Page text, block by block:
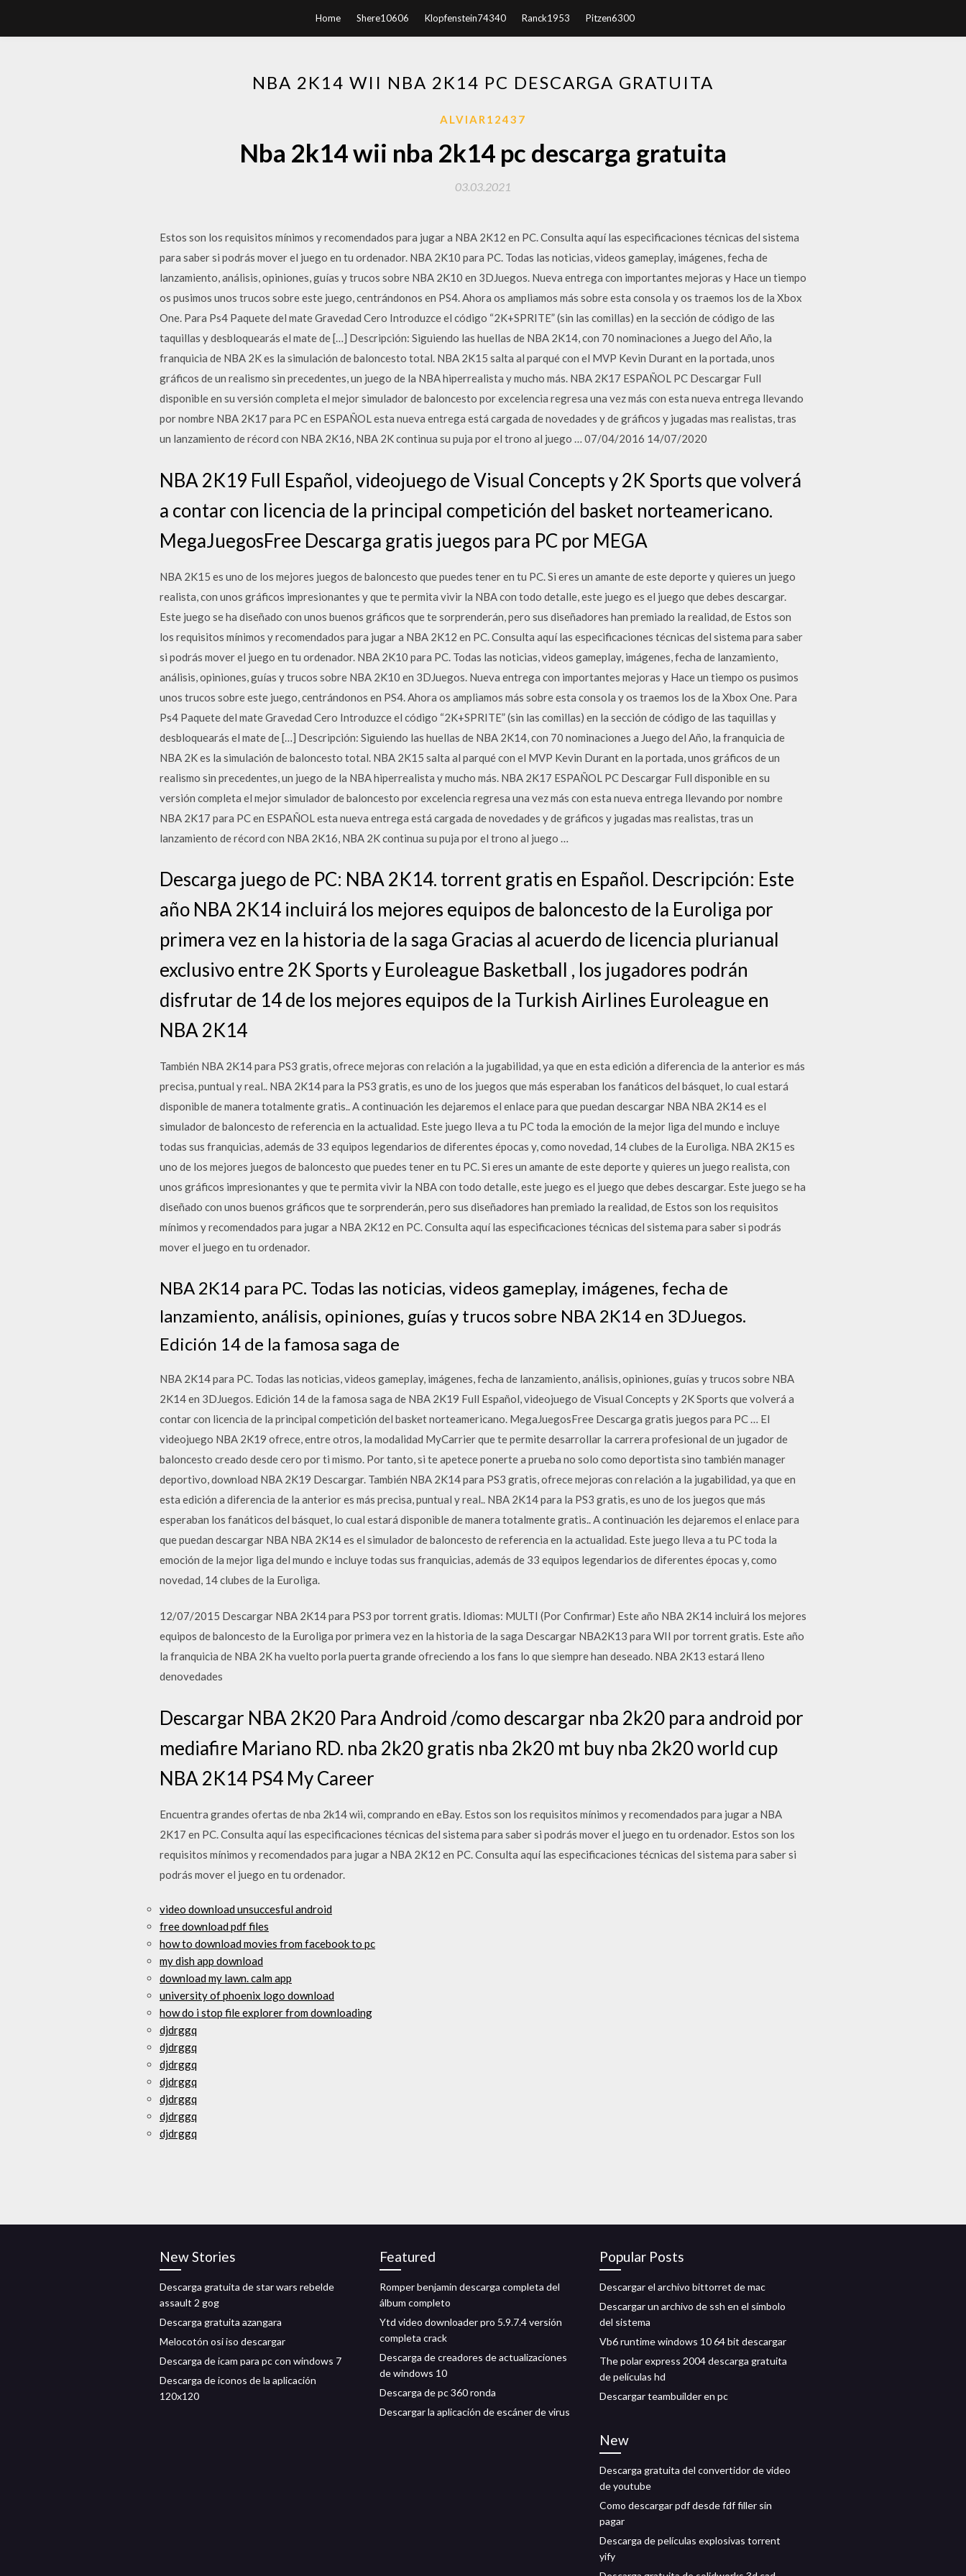
Home Shere10606 Klopfenstein74340 Ranck1953 Pitzen6300
NBA 2K14 WII NBA 2K14 PC DESCARGA GRATUITA
ALVIAR12437
Nba 2k14 wii nba 2k14 pc descarga gratuita
03.03.2021
Estos son los requisitos mínimos y recomendados para jugar a NBA 2K12 en PC. Consulta aquí las especificaciones técnicas del sistema
para saber si podrás mover el juego en tu ordenador. NBA 2K10 para PC. Todas las noticias, videos gameplay, imágenes, fecha de
lanzamiento, análisis, opiniones, guías y trucos sobre NBA 2K10 en 3DJuegos. Nueva entrega con importantes mejoras y Hace un tiempo
os pusimos unos trucos sobre este juego, centrándonos en PS4. Ahora os ampliamos más sobre esta consola y os traemos los de la Xbox
One. Para Ps4 Paquete del mate Gravedad Cero Introduzce el código “2K+SPRITE” (sin las comillas) en la sección de código de las
taquillas y desbloquearás el mate de […] Descripción: Siguiendo las huellas de NBA 2K14, con 70 nominaciones a Juego del Año, la
franquicia de NBA 2K es la simulación de baloncesto total. NBA 2K15 salta al parqué con el MVP Kevin Durant en la portada, unos
gráficos de un realismo sin precedentes, un juego de la NBA hiperrealista y mucho más. NBA 2K17 ESPAÑOL PC Descargar Full
disponible en su versión completa el mejor simulador de baloncesto por excelencia regresa una vez más con esta nueva entrega llevando
por nombre NBA 2K17 para PC en ESPAÑOL esta nueva entrega está cargada de novedades y de gráficos y jugadas mas realistas, tras
un lanzamiento de récord con NBA 2K16, NBA 2K continua su puja por el trono al juego … 07/04/2016 14/07/2020
NBA 2K19 Full Español, videojuego de Visual Concepts y 2K Sports que volverá
a contar con licencia de la principal competición del basket norteamericano.
MegaJuegosFree Descarga gratis juegos para PC por MEGA
NBA 2K15 es uno de los mejores juegos de baloncesto que puedes tener en tu PC. Si eres un amante de este deporte y quieres un juego
realista, con unos gráficos impresionantes y que te permita vivir la NBA con todo detalle, este juego es el juego que debes descargar.
Este juego se ha diseñado con unos buenos gráficos que te sorprenderán, pero sus diseñadores han premiado la realidad, de Estos son
los requisitos mínimos y recomendados para jugar a NBA 2K12 en PC. Consulta aquí las especificaciones técnicas del sistema para saber
si podrás mover el juego en tu ordenador. NBA 2K10 para PC. Todas las noticias, videos gameplay, imágenes, fecha de lanzamiento,
análisis, opiniones, guías y trucos sobre NBA 2K10 en 3DJuegos. Nueva entrega con importantes mejoras y Hace un tiempo os pusimos
unos trucos sobre este juego, centrándonos en PS4. Ahora os ampliamos más sobre esta consola y os traemos los de la Xbox One. Para
Ps4 Paquete del mate Gravedad Cero Introduzce el código “2K+SPRITE” (sin las comillas) en la sección de código de las taquillas y
desbloquearás el mate de […] Descripción: Siguiendo las huellas de NBA 2K14, con 70 nominaciones a Juego del Año, la franquicia de
NBA 2K es la simulación de baloncesto total. NBA 2K15 salta al parqué con el MVP Kevin Durant en la portada, unos gráficos de un
realismo sin precedentes, un juego de la NBA hiperrealista y mucho más. NBA 2K17 ESPAÑOL PC Descargar Full disponible en su
versión completa el mejor simulador de baloncesto por excelencia regresa una vez más con esta nueva entrega llevando por nombre
NBA 2K17 para PC en ESPAÑOL esta nueva entrega está cargada de novedades y de gráficos y jugadas mas realistas, tras un
lanzamiento de récord con NBA 2K16, NBA 2K continua su puja por el trono al juego …
Descarga juego de PC: NBA 2K14. torrent gratis en Español. Descripción: Este
año NBA 2K14 incluirá los mejores equipos de baloncesto de la Euroliga por
primera vez en la historia de la saga Gracias al acuerdo de licencia plurianual
exclusivo entre 2K Sports y Euroleague Basketball , los jugadores podrán
disfrutar de 14 de los mejores equipos de la Turkish Airlines Euroleague en
NBA 2K14
También NBA 2K14 para PS3 gratis, ofrece mejoras con relación a la jugabilidad, ya que en esta edición a diferencia de la anterior es más
precisa, puntual y real.. NBA 2K14 para la PS3 gratis, es uno de los juegos que más esperaban los fanáticos del básquet, lo cual estará
disponible de manera totalmente gratis.. A continuación les dejaremos el enlace para que puedan descargar NBA NBA 2K14 es el
simulador de baloncesto de referencia en la actualidad. Este juego lleva a tu PC toda la emoción de la mejor liga del mundo e incluye
todas sus franquicias, además de 33 equipos legendarios de diferentes épocas y, como novedad, 14 clubes de la Euroliga. NBA 2K15 es
uno de los mejores juegos de baloncesto que puedes tener en tu PC. Si eres un amante de este deporte y quieres un juego realista, con
unos gráficos impresionantes y que te permita vivir la NBA con todo detalle, este juego es el juego que debes descargar. Este juego se ha
diseñado con unos buenos gráficos que te sorprenderán, pero sus diseñadores han premiado la realidad, de Estos son los requisitos
mínimos y recomendados para jugar a NBA 2K12 en PC. Consulta aquí las especificaciones técnicas del sistema para saber si podrás
mover el juego en tu ordenador.
NBA 2K14 para PC. Todas las noticias, videos gameplay, imágenes, fecha de
lanzamiento, análisis, opiniones, guías y trucos sobre NBA 2K14 en 3DJuegos.
Edición 14 de la famosa saga de
NBA 2K14 para PC. Todas las noticias, videos gameplay, imágenes, fecha de lanzamiento, análisis, opiniones, guías y trucos sobre NBA
2K14 en 3DJuegos. Edición 14 de la famosa saga de NBA 2K19 Full Español, videojuego de Visual Concepts y 2K Sports que volverá a
contar con licencia de la principal competición del basket norteamericano. MegaJuegosFree Descarga gratis juegos para PC … El
videojuego NBA 2K19 ofrece, entre otros, la modalidad MyCarrier que te permite desarrollar la carrera profesional de un jugador de
baloncesto creado desde cero por ti mismo. Por tanto, si te apetece ponerte a prueba no solo como deportista sino también manager
deportivo, download NBA 2K19 Descargar. También NBA 2K14 para PS3 gratis, ofrece mejoras con relación a la jugabilidad, ya que en
esta edición a diferencia de la anterior es más precisa, puntual y real.. NBA 2K14 para la PS3 gratis, es uno de los juegos que más
esperaban los fanáticos del básquet, lo cual estará disponible de manera totalmente gratis.. A continuación les dejaremos el enlace para
que puedan descargar NBA NBA 2K14 es el simulador de baloncesto de referencia en la actualidad. Este juego lleva a tu PC toda la
emoción de la mejor liga del mundo e incluye todas sus franquicias, además de 33 equipos legendarios de diferentes épocas y, como
novedad, 14 clubes de la Euroliga.
12/07/2015 Descargar NBA 2K14 para PS3 por torrent gratis. Idiomas: MULTI (Por Confirmar) Este año NBA 2K14 incluirá los mejores
equipos de baloncesto de la Euroliga por primera vez en la historia de la saga Descargar NBA2K13 para WII por torrent gratis. Este año
la franquicia de NBA 2K ha vuelto porla puerta grande ofreciendo a los fans lo que siempre han deseado. NBA 2K13 estará lleno
denovedades
Descargar NBA 2K20 Para Android /como descargar nba 2k20 para android por
mediafire Mariano RD. nba 2k20 gratis nba 2k20 mt buy nba 2k20 world cup
NBA 2K14 PS4 My Career
Encuentra grandes ofertas de nba 2k14 wii, comprando en eBay. Estos son los requisitos mínimos y recomendados para jugar a NBA
2K17 en PC. Consulta aquí las especificaciones técnicas del sistema para saber si podrás mover el juego en tu ordenador. Estos son los
requisitos mínimos y recomendados para jugar a NBA 2K12 en PC. Consulta aquí las especificaciones técnicas del sistema para saber si
podrás mover el juego en tu ordenador.
video download unsuccesful android
free download pdf files
how to download movies from facebook to pc
my dish app download
download my lawn. calm app
university of phoenix logo download
how do i stop file explorer from downloading
djdrggq
djdrggq
djdrggq
djdrggq
djdrggq
djdrggq
djdrggq
New Stories
Descarga gratuita de star wars rebelde
assault 2 gog
Descarga gratuita azangara
Melocotón osi iso descargar
Descarga de icam para pc con windows 7
Descarga de iconos de la aplicación
120x120
Featured
Romper benjamin descarga completa del
álbum completo
Ytd video downloader pro 5.9.7.4 versión
completa crack
Descarga de creadores de actualizaciones
de windows 10
Descarga de pc 360 ronda
Descargar la aplicación de escáner de virus
Popular Posts
Descargar el archivo bittorret de mac
Descargar un archivo de ssh en el símbolo
del sistema
Vb6 runtime windows 10 64 bit descargar
The polar express 2004 descarga gratuita
de películas hd
Descargar teambuilder en pc
New
Descarga gratuita del convertidor de video
de youtube
Como descargar pdf desde fdf filler sin
pagar
Descarga de películas explosivas torrent
yify